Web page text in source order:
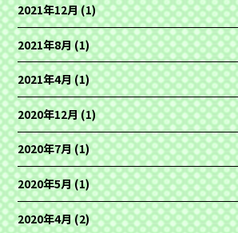
2021年12月(1)
2021年8月(1)
2021年4月(1)
2020年12月(1)
2020年7月(1)
2020年5月(1)
2020年4月(2)